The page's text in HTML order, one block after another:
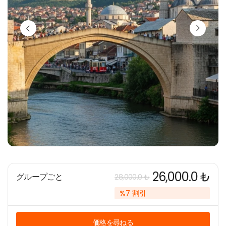
グループごと 28,000.0 ₺ 26,000.0 ₺
%7 割引
価格を尋ねる